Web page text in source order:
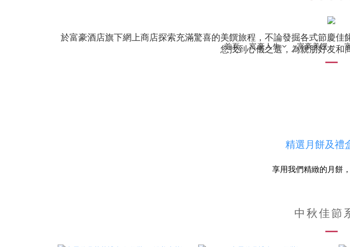
首頁 富豪人生 富豪美饌
於富豪酒店旗下網上商店探索充滿驚喜的美饌旅程，不論發掘各式節慶
您找到心儀之選，為親朋好友和
精選月餅及禮
享用我們精緻的月餅
中秋佳節